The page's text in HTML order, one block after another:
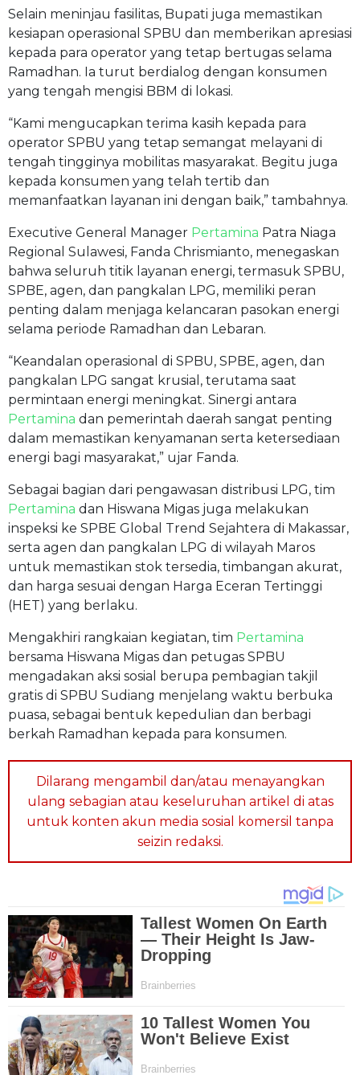
Selain meninjau fasilitas, Bupati juga memastikan
kesiapan operasional SPBU dan memberikan apresiasi
kepada para operator yang tetap bertugas selama
Ramadhan. Ia turut berdialog dengan konsumen
yang tengah mengisi BBM di lokasi.
“Kami mengucapkan terima kasih kepada para
operator SPBU yang tetap semangat melayani di
tengah tingginya mobilitas masyarakat. Begitu juga
kepada konsumen yang telah tertib dan
memanfaatkan layanan ini dengan baik,” tambahnya.
Executive General Manager Pertamina Patra Niaga
Regional Sulawesi, Fanda Chrismianto, menegaskan
bahwa seluruh titik layanan energi, termasuk SPBU,
SPBE, agen, dan pangkalan LPG, memiliki peran
penting dalam menjaga kelancaran pasokan energi
selama periode Ramadhan dan Lebaran.
“Keandalan operasional di SPBU, SPBE, agen, dan
pangkalan LPG sangat krusial, terutama saat
permintaan energi meningkat. Sinergi antara
Pertamina dan pemerintah daerah sangat penting
dalam memastikan kenyamanan serta ketersediaan
energi bagi masyarakat,” ujar Fanda.
Sebagai bagian dari pengawasan distribusi LPG, tim
Pertamina dan Hiswana Migas juga melakukan
inspeksi ke SPBE Global Trend Sejahtera di Makassar,
serta agen dan pangkalan LPG di wilayah Maros
untuk memastikan stok tersedia, timbangan akurat,
dan harga sesuai dengan Harga Eceran Tertinggi
(HET) yang berlaku.
Mengakhiri rangkaian kegiatan, tim Pertamina
bersama Hiswana Migas dan petugas SPBU
mengadakan aksi sosial berupa pembagian takjil
gratis di SPBU Sudiang menjelang waktu berbuka
puasa, sebagai bentuk kepedulian dan berbagi
berkah Ramadhan kepada para konsumen.
Dilarang mengambil dan/atau menayangkan
ulang sebagian atau keseluruhan artikel di atas
untuk konten akun media sosial komersil tanpa
seizin redaksi.